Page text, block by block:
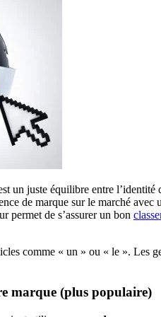
un juste équilibre entre
de marque sur le marché
permet de s’assurer un bon
comme « un » ou « le ». Les
marque (plus populaire)